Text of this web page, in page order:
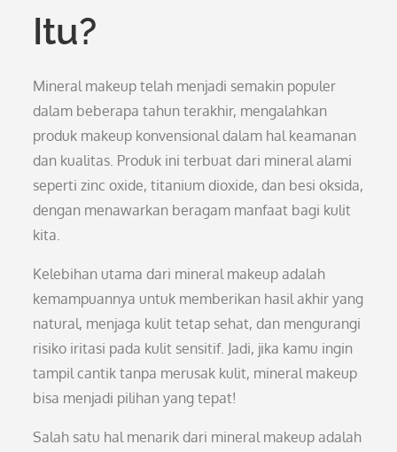
Itu?
Mineral makeup telah menjadi semakin populer
dalam beberapa tahun terakhir, mengalahkan
produk makeup konvensional dalam hal keamanan
dan kualitas. Produk ini terbuat dari mineral alami
seperti zinc oxide, titanium dioxide, dan besi oksida,
dengan menawarkan beragam manfaat bagi kulit
kita.
Kelebihan utama dari mineral makeup adalah
kemampuannya untuk memberikan hasil akhir yang
natural, menjaga kulit tetap sehat, dan mengurangi
risiko iritasi pada kulit sensitif. Jadi, jika kamu ingin
tampil cantik tanpa merusak kulit, mineral makeup
bisa menjadi pilihan yang tepat!
Salah satu hal menarik dari mineral makeup adalah